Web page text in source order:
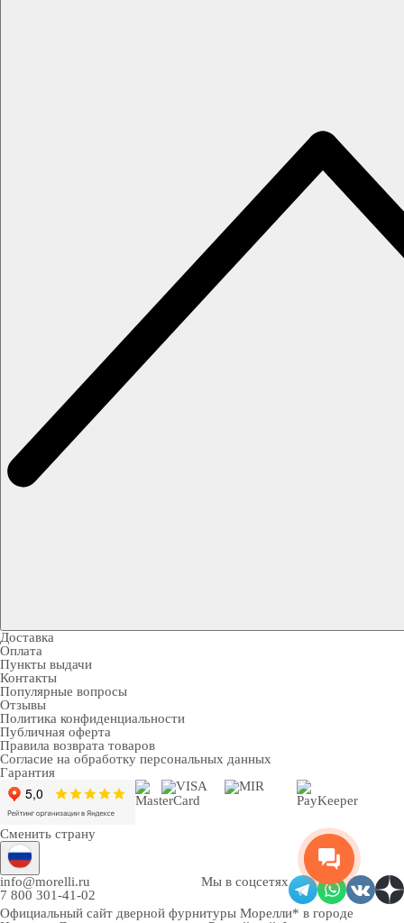
Доставка
Оплата
Пункты выдачи
Контакты
Популярные вопросы
Отзывы
Политика конфиденциальности
Публичная оферта
Правила возврата товаров
Согласие на обработку персональных данных
Гарантия
Сменить страну
info@morelli.ru
7 800 301-41-02
Мы в соцсетях
Официальный сайт дверной фурнитуры Морелли* в городе